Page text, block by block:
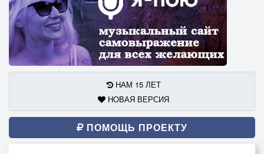
НАМ 15 ЛЕТ
НОВАЯ ВЕРСИЯ
ПОМОЩЬ ПРОЕКТУ